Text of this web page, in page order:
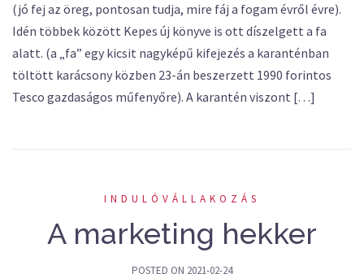
(jó fej az öreg, pontosan tudja, mire fáj a fogam évről évre).
Idén többek között Kepes új könyve is ott díszelgett a fa
alatt. (a „fa” egy kicsit nagyképű kifejezés a karanténban
töltött karácsony közben 23-án beszerzett 1990 forintos
Tesco gazdaságos műfenyőre). A karantén viszont […]
INDULÓVÁLLAKOZÁS
A marketing hekker
POSTED ON 2021-02-24